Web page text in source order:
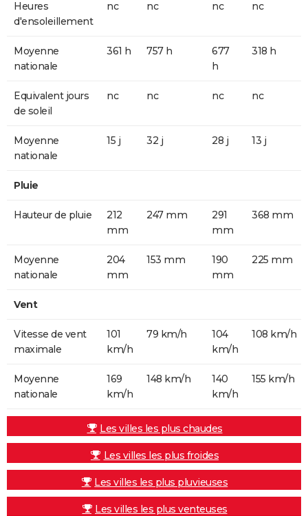
Heures
d'ensoleillement
nc nc nc nc
Moyenne
nationale
361 h 757 h
677
h
318 h
Equivalent jours
de soleil
nc nc nc nc
Moyenne
nationale
15 j 32 j 28 j 13 j
Pluie
Hauteur de pluie
212
mm
247 mm
291
mm
368 mm
Moyenne
nationale
204
mm
153 mm
190
mm
225 mm
Vent
Vitesse de vent
maximale
101
km/h
79 km/h
104
km/h
108 km/h
Moyenne
nationale
169
km/h
148 km/h
140
km/h
155 km/h
Les villes les plus chaudes
Les villes les plus froides
Les villes les plus pluvieuses
Les villes les plus venteuses